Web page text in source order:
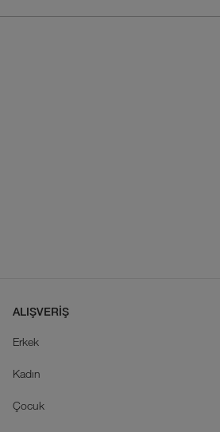
ALIŞVERİŞ
Erkek
Kadın
Çocuk